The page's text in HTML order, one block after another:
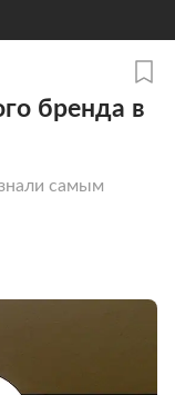
бренда в
самым